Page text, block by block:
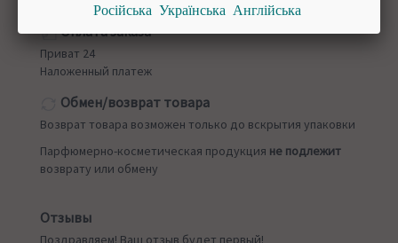
Новая почта от 50 грн
Оплата заказа
Приват 24
Наложенный платеж
Обмен/возврат товара
Возврат товара возможен только до вскрытия упаковки
Парфюмерно-косметическая продукция не подлежит
возврату или обмену
Отзывы
Поздравляем! Ваш отзыв будет первый!
Російська Українська Англійська